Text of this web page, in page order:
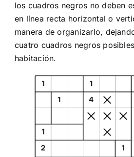
los cuadros negros no deben
en línea recta horizontal o
manera de organizarlo,
cuatro cuadros negros
habitación.